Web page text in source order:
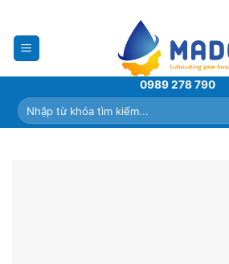
content
0989 278 790
Tìm
kiếm: